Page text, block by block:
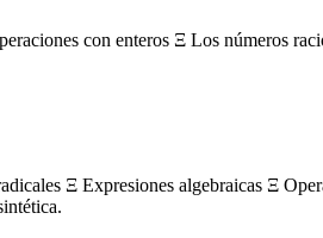
con enteros Ξ Los números
Ξ Expresiones algebraicas Ξ